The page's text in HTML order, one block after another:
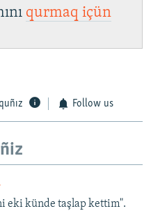
qurmaq içün
Follow us
eki künde taşlap kettim".